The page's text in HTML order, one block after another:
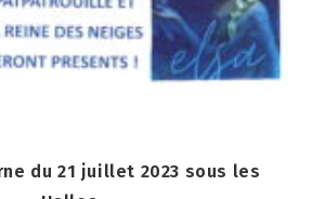
du 21 juillet 2023 sous les